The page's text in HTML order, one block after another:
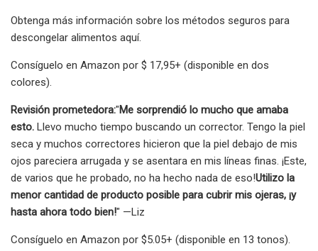
Obtenga más información sobre los métodos seguros para
descongelar alimentos aquí.
Consíguelo en Amazon por $ 17,95+ (disponible en dos
colores).
Revisión prometedora:"Me sorprendió lo mucho que amaba
esto. Llevo mucho tiempo buscando un corrector. Tengo la piel
seca y muchos correctores hicieron que la piel debajo de mis
ojos pareciera arrugada y se asentara en mis líneas finas. ¡Este,
de varios que he probado, no ha hecho nada de eso!Utilizo la
menor cantidad de producto posible para cubrir mis ojeras, ¡y
hasta ahora todo bien!" —Liz
Consíguelo en Amazon por $5.05+ (disponible en 13 tonos).